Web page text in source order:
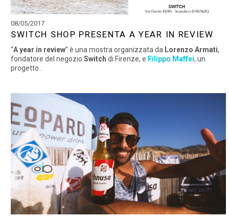
08/05/2017
SWITCH SHOP PRESENTA A YEAR IN REVIEW
“A year in review” è una mostra organizzata da Lorenzo Armati,
fondatore del negozio Switch di Firenze, e Filippo Maffei, un
progetto..